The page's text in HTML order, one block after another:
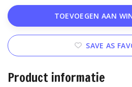
TOEVOEGEN AAN
SAVE AS
Product informatie